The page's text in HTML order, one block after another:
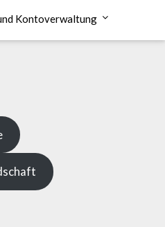
Kontoverwaltung